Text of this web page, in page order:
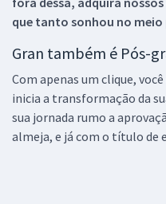
que tanto sonhou no meio
Gran também é Pós-
Com apenas um clique,
inicia a transformação da
sua jornada rumo a
almeja, e já com o título de